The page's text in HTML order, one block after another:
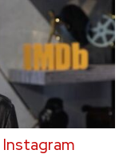
Instagram